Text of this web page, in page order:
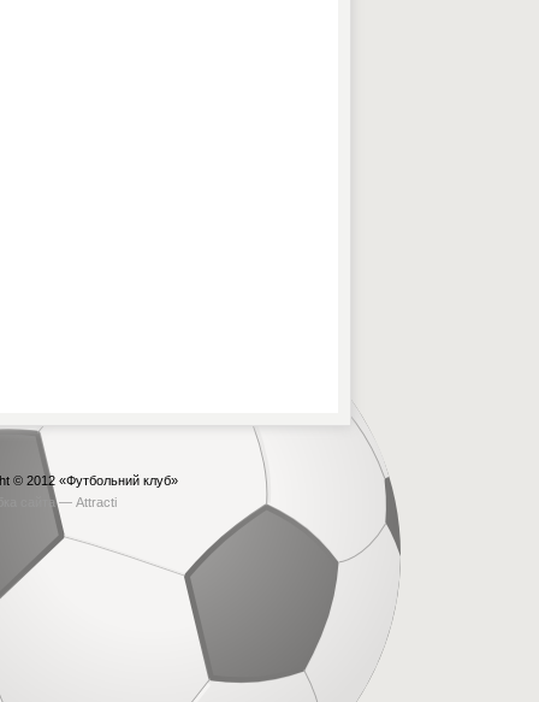
© 2012 «Футбольний клуб»
сайта — Attracti